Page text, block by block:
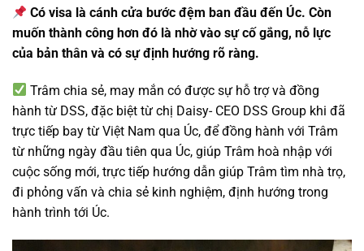
Có visa là cánh cửa bước đệm ban đầu đến Úc. Còn
muốn thành công hơn đó là nhờ vào sự cố gắng, nỗ lực
của bản thân và có sự định hướng rõ ràng.
Trâm chia sẻ, may mắn có được sự hỗ trợ và đồng
hành từ DSS, đặc biệt từ chị Daisy- CEO DSS Group khi đã
trực tiếp bay từ Việt Nam qua Úc, để đồng hành với Trâm
từ những ngày đầu tiên qua Úc, giúp Trâm hoà nhập với
cuộc sống mới, trực tiếp hướng dẫn giúp Trâm tìm nhà trọ,
đi phỏng vấn và chia sẻ kinh nghiệm, định hướng trong
hành trình tới Úc.